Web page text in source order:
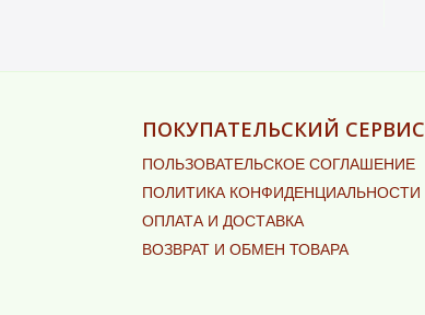
ПОКУПАТЕЛЬСКИЙ СЕРВИС
ПОЛЬЗОВАТЕЛЬСКОЕ СОГЛАШЕНИЕ
ПОЛИТИКА КОНФИДЕНЦИАЛЬНОСТИ
ОПЛАТА И ДОСТАВКА
ВОЗВРАТ И ОБМЕН ТОВАРА